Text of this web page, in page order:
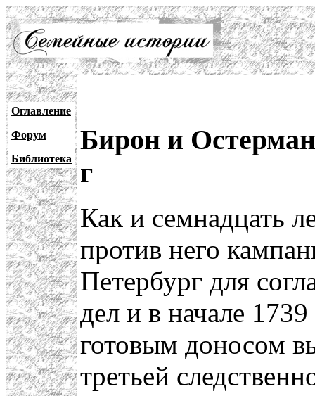
Оглавление
Форум
Библиотека
Бирон и
г
Как и семнадцать
против него
Петербург для
дел и в начале
готовым доносом
третьей